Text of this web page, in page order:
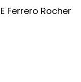
Ferrero Rocher